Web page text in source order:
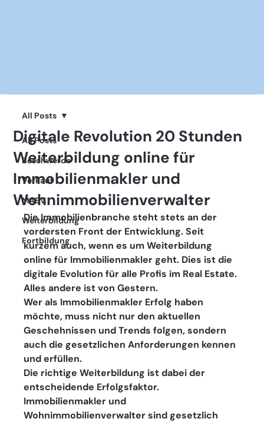
All Posts
Beschwerde
Verkauf
MABV
Weiterbildung
Fortbildung
All Posts
Digitale Revolution 20 Stunden
Weiterbildung online für
Immobilienmakler und
Wohnimmobilienverwalter
Die Immobilienbranche steht stets an der
vordersten Front der Entwicklung. Seit
kurzem auch, wenn es um Weiterbildung
online für Immobilienmakler geht. Dies ist die
digitale Evolution für alle Profis im Real Estate.
Alles andere ist von Gestern.
Wer als Immobilienmakler Erfolg haben
möchte, muss nicht nur den aktuellen
Geschehnissen und Trends folgen, sondern
auch die gesetzlichen Anforderungen kennen
und erfüllen.
Die richtige Weiterbildung ist dabei der
entscheidende Erfolgsfaktor.
Immobilienmakler und
Wohnimmobilienverwalter sind gesetzlich